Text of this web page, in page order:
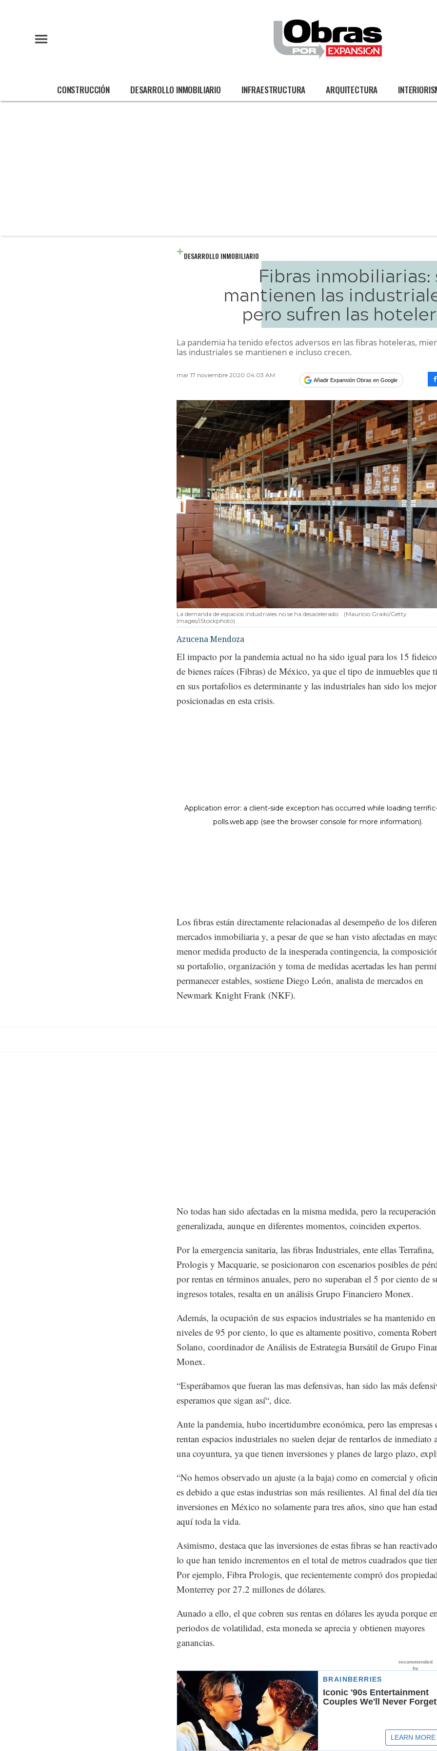
CONSTRUCCIÓN DESARROLLO INMOBILIARIO INFRAESTRUCTURA ARQUITECTURA
DESARROLLO INMOBILIARIO
Fibras inmobiliarias:
mantienen las
pero sufren las
La pandemia ha tenido efectos adversos en las fibras hoteleras,
las industriales se mantienen e incluso crecen.
mar 17 noviembre 2020 04:03 AM
Añadir Expansión Obras en Google
La demanda de espacios industriales no se ha desacelerado.
(Mauricio Graiki/Getty
Images/iStockphoto)
Azucena Mendoza
El impacto por la pandemia actual no ha sido igual para los 15
de bienes raíces (Fibras) de México, ya que el tipo de inmuebles que
en sus portafolios es determinante y las industriales han sido los mejor
posicionadas en esta crisis.
Los fibras están directamente relacionadas al desempeño de los
mercados inmobiliaria y, a pesar de que se han visto afectadas en
menor medida producto de la inesperada contingencia, la
su portafolio, organización y toma de medidas acertadas les han
permanecer estables, sostiene Diego León, analista de mercados en
Newmark Knight Frank (NKF).
No todas han sido afectadas en la misma medida, pero la recuperación
generalizada, aunque en diferentes momentos, coinciden expertos.
Por la emergencia sanitaria, las fibras Industriales, ente ellas Terrafina,
Prologis y Macquarie, se posicionaron con escenarios posibles de
por rentas en términos anuales, pero no superaban el 5 por ciento de
ingresos totales, resalta en un análisis Grupo Financiero Monex.
Además, la ocupación de sus espacios industriales se ha mantenido en
niveles de 95 por ciento, lo que es altamente positivo, comenta
Solano, coordinador de Análisis de Estrategia Bursátil de Grupo
Monex.
“Esperábamos que fueran las mas defensivas, han sido las más
esperamos que sigan así“, dice.
Ante la pandemia, hubo incertidumbre económica, pero las empresas
rentan espacios industriales no suelen dejar de rentarlos de inmediato
una coyuntura, ya que tienen inversiones y planes de largo plazo,
“No hemos observado un ajuste (a la baja) como en comercial y
es debido a que estas industrias son más resilientes. Al final del día
inversiones en México no solamente para tres años, sino que han
aquí toda la vida.
Asimismo, destaca que las inversiones de estas fibras se han
lo que han tenido incrementos en el total de metros cuadrados que
Por ejemplo, Fibra Prologis, que recientemente compró dos
Monterrey por 27.2 millones de dólares.
Aunado a ello, el que cobren sus rentas en dólares les ayuda porque
periodos de volatilidad, esta moneda se aprecia y obtienen mayores
ganancias.